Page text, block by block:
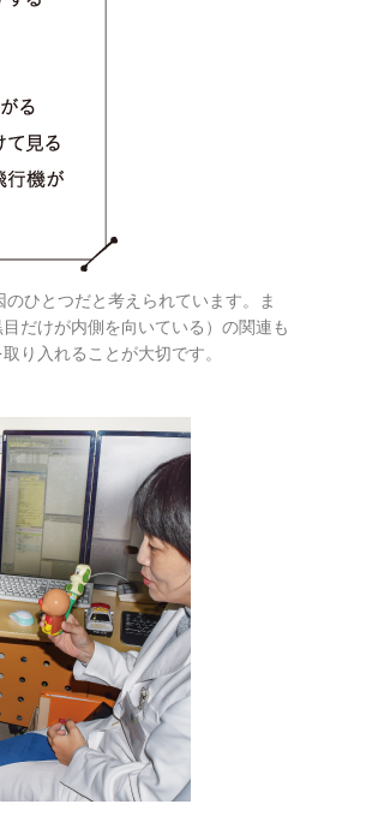
ひとつだと考えられています。ま
だけが内側を向いている）の関連も
り入れることが大切です。